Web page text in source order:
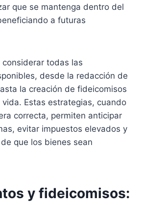
que se mantenga dentro del
a futuras
todas las
desde la redacción de
la creación de fideicomisos
Estas estrategias, cuando
correcta, permiten anticipar
evitar impuestos elevados y
que los bienes sean
y fideicomisos: